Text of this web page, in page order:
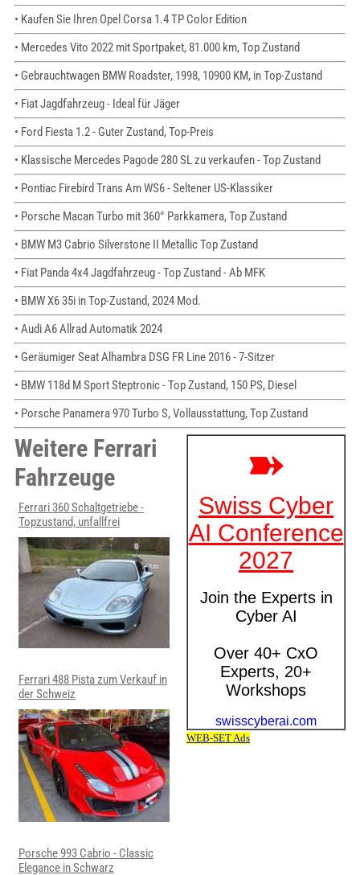
• Kaufen Sie Ihren Opel Corsa 1.4 TP Color Edition
• Mercedes Vito 2022 mit Sportpaket, 81.000 km, Top Zustand
• Gebrauchtwagen BMW Roadster, 1998, 10900 KM, in Top-Zustand
• Fiat Jagdfahrzeug - Ideal für Jäger
• Ford Fiesta 1.2 - Guter Zustand, Top-Preis
• Klassische Mercedes Pagode 280 SL zu verkaufen - Top Zustand
• Pontiac Firebird Trans Am WS6 - Seltener US-Klassiker
• Porsche Macan Turbo mit 360° Parkkamera, Top Zustand
• BMW M3 Cabrio Silverstone II Metallic Top Zustand
• Fiat Panda 4x4 Jagdfahrzeug - Top Zustand - Ab MFK
• BMW X6 35i in Top-Zustand, 2024 Mod.
• Audi A6 Allrad Automatik 2024
• Geräumiger Seat Alhambra DSG FR Line 2016 - 7-Sitzer
• BMW 118d M Sport Steptronic - Top Zustand, 150 PS, Diesel
• Porsche Panamera 970 Turbo S, Vollausstattung, Top Zustand
Weitere Ferrari
Fahrzeuge
Ferrari 360 Schaltgetriebe -
Topzustand, unfallfrei
Ferrari 488 Pista zum Verkauf in
der Schweiz
Porsche 993 Cabrio - Classic
Elegance in Schwarz